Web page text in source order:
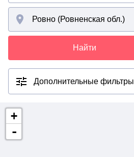
Найти
Дополнительные фильтры
+
-